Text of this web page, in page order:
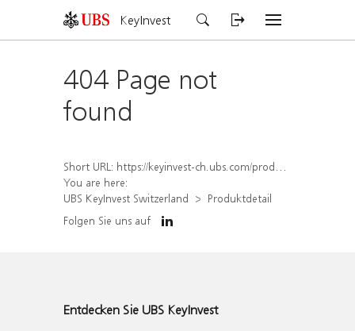
KeyInvest
404 Page not
found
Short URL: https://keyinvest-ch.ubs.com/produkt/detail/index/isin/CH1565641151
You are here:
UBS KeyInvest Switzerland
Produktdetail
Folgen Sie uns auf
Entdecken Sie UBS KeyInvest